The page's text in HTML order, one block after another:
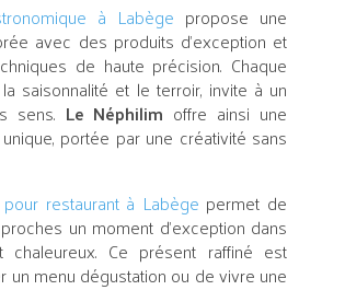
à Labège propose une
avec des produits d’exception et
de haute précision. Chaque
saisonnalité et le terroir, invite à un
sens. Le Néphilim offre ainsi une
portée par une créativité sans
restaurant à Labège permet de
un moment d’exception dans
Ce présent raffiné est
un menu dégustation ou de vivre une